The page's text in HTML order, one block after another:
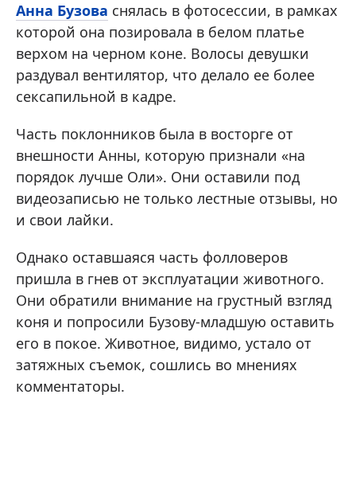
Анна Бузова снялась в фотосессии, в рамках
которой она позировала в белом платье
верхом на черном коне. Волосы девушки
раздувал вентилятор, что делало ее более
сексапильной в кадре.
Часть поклонников была в восторге от
внешности Анны, которую признали «на
порядок лучше Оли». Они оставили под
видеозаписью не только лестные отзывы, но
и свои лайки.
Однако оставшаяся часть фолловеров
пришла в гнев от эксплуатации животного.
Они обратили внимание на грустный взгляд
коня и попросили Бузову-младшую оставить
его в покое. Животное, видимо, устало от
затяжных съемок, сошлись во мнениях
комментаторы.